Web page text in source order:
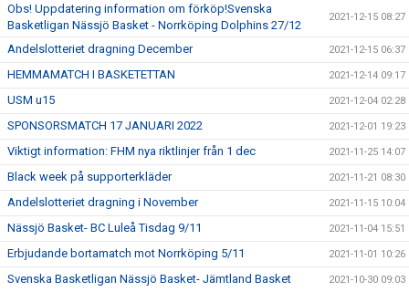
Obs! Uppdatering information om förköp!Svenska
Basketligan Nässjö Basket - Norrköping Dolphins 27/12
2021-12-15 08:27
Andelslotteriet dragning December 2021-12-15 06:37
HEMMAMATCH I BASKETETTAN 2021-12-14 09:17
USM u15 2021-12-04 02:28
SPONSORSMATCH 17 JANUARI 2022 2021-12-01 19:23
Viktigt information: FHM nya riktlinjer från 1 dec 2021-11-25 14:07
Black week på supporterkläder 2021-11-21 08:30
Andelslotteriet dragning i November 2021-11-15 10:04
Nässjö Basket- BC Luleå Tisdag 9/11 2021-11-04 15:51
Erbjudande bortamatch mot Norrköping 5/11 2021-11-01 10:26
Svenska Basketligan Nässjö Basket- Jämtland Basket 2021-10-30 09:03